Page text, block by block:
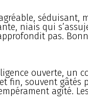
séduisant,
niais qui
pas.
ouverte, un
fin, souvent gâtés
agité.